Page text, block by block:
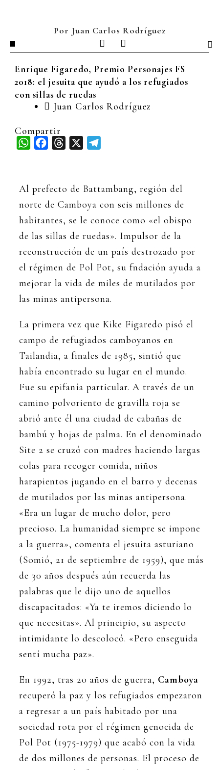
Por Juan Carlos Rodríguez
I
n
t
a
a
L
i
k
e
i
n
Enrique Figaredo, Premio Personajes FS
2018: el jesuita que ayudó a los refugiados
con sillas de ruedas
Juan Carlos Rodríguez
Compartir
WhatsAppFacebookThreads
Al prefecto de Battambang, región del
norte de Camboya con seis millones de
habitantes, se le conoce como «el obispo
de las sillas de ruedas». Impulsor de la
reconstrucción de un país destrozado por
el régimen de Pol Pot, su fndación ayuda a
mejorar la vida de miles de mutilados por
las minas antipersona.
La primera vez que Kike Figaredo pisó el
campo de refugiados camboyanos en
Tailandia, a finales de 1985, sintió que
había encontrado su lugar en el mundo.
Fue su epifanía particular. A través de un
camino polvoriento de gravilla roja se
abrió ante él una ciudad de cabañas de
bambú y hojas de palma. En el denominado
Site 2 se cruzó con madres haciendo largas
colas para recoger comida, niños
harapientos jugando en el barro y decenas
de mutilados por las minas antipersona.
«Era un lugar de mucho dolor, pero
precioso. La humanidad siempre se impone
a la guerra», comenta el jesuita asturiano
(Somió, 21 de septiembre de 1959), que más
de 30 años después aún recuerda las
palabras que le dijo uno de aquellos
discapacitados: «Ya te iremos diciendo lo
que necesitas». Al principio, su aspecto
intimidante lo descolocó. «Pero enseguida
sentí mucha paz».
En 1992, tras 20 años de guerra, Camboya
recuperó la paz y los refugiados empezaron
a regresar a un país habitado por una
sociedad rota por el régimen genocida de
Pol Pot (1975-1979) que acabó con la vida
de dos millones de personas. El proceso de